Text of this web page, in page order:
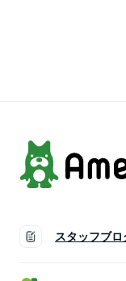
スタッフブロ